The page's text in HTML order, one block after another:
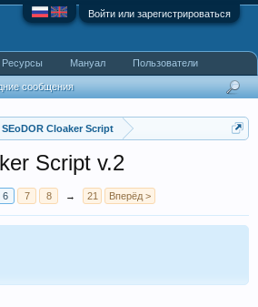
Войти или зарегистрироваться
Cloaker Script
Script v.2
6 7 8 → 21 Вперёд >
сообщения
Ресурсы Мануал Пользователи